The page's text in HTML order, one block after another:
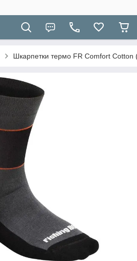
Шкарпетки термо FR Comfort